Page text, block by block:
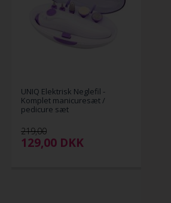
UNIQ Elektrisk Neglefil -
Komplet manicuresæt /
pedicure sæt
219,00
129,00 DKK